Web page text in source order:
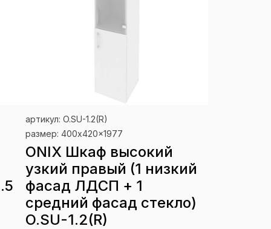
артикул: O.SU-1.2(R)
размер: 400x420x1977
ONIX Шкаф высокий
узкий правый (1 низкий
фасад ЛДСП + 1
средний фасад стекло)
O.SU-1.2(R)